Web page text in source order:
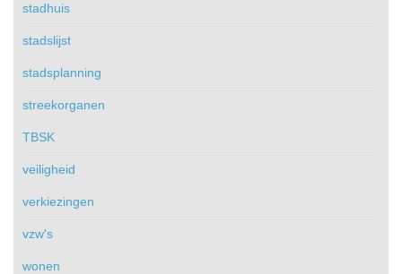
stadhuis
stadslijst
stadsplanning
streekorganen
TBSK
veiligheid
verkiezingen
vzw's
wonen